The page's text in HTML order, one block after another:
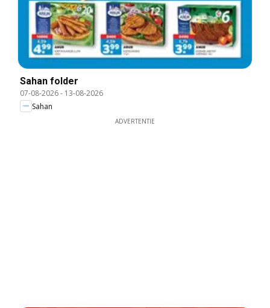
Sahan folder
07-08-2026- 13-08-2026
Sahan
ADVERTENTIE